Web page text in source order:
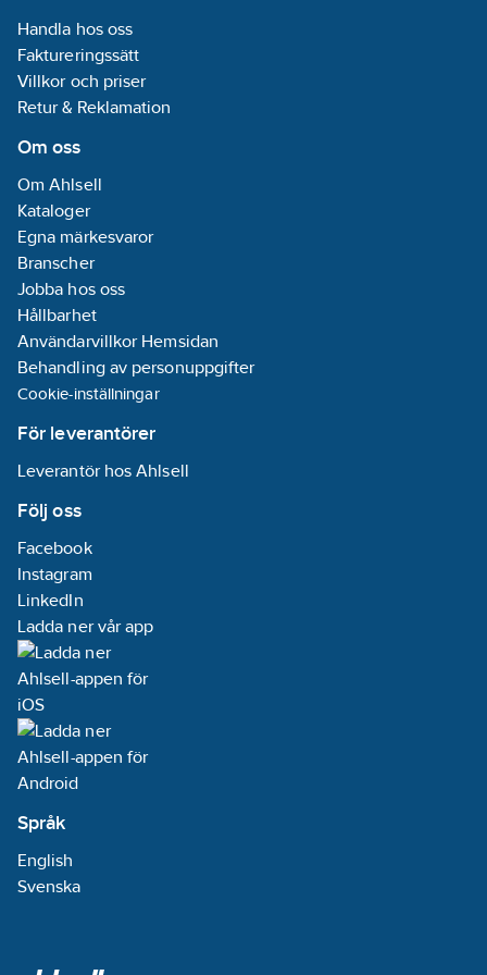
Produkterna är
bedömda av Sundahus
och
Byggvarubedömningen.
Rillad koncentrisk kona
bedömda av Sundahus
Handla hos oss
Faktureringssätt
Villkor och priser
Retur & Reklamation
Om oss
Om Ahlsell
Kataloger
Egna märkesvaror
Branscher
Jobba hos oss
Hållbarhet
Användarvillkor Hemsidan
Behandling av personuppgifter
Cookie-inställningar
För leverantörer
Leverantör hos Ahlsell
Följ oss
Facebook
Instagram
LinkedIn
Ladda ner vår app
Språk
English
Svenska